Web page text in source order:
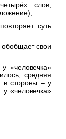
слов,
суть
свои
«человечка»
средняя
в стороны – у
«человечка»